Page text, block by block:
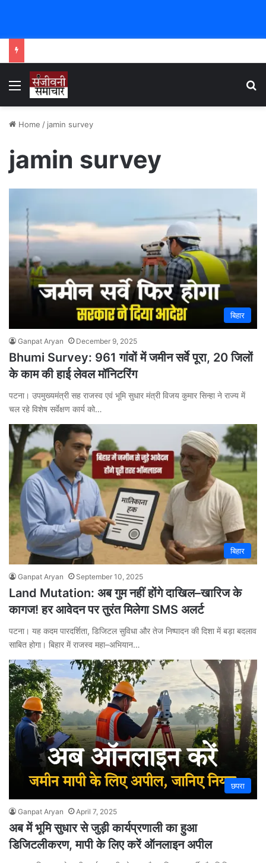
Menu
Home / jamin survey
jamin survey
बिहार
Ganpat Aryan December 9, 2025
Bhumi Survey: 961 गांवों में जमीन सर्वे पूरा, 20 जिलों
के काम की हाई लेवल मॉनिटरिंग
पटना। उपमुख्यमंत्री सह राजस्व एवं भूमि सुधार मंत्री विजय कुमार सिन्हा ने राज्य में
चल रहे विशेष सर्वेक्षण कार्य को…
बिहार
Ganpat Aryan September 10, 2025
Land Mutation: अब गुम नहीं होंगे दाखिल–खारिज के
कागज! हर आवेदन पर तुरंत मिलेगा SMS अलर्ट
पटना। यह कदम पारदर्शिता, डिजिटल सुविधा और तेज निष्पादन की दिशा में बड़ा बदलाव
साबित होगा। बिहार में राजस्व महा–अभियान…
छपरा
Ganpat Aryan April 7, 2025
अब में भूमि सुधार से जुड़ी कार्यप्रणाली का हुआ
डिजिटलीकरण, मापी के लिए करें ऑनलाइन अपील